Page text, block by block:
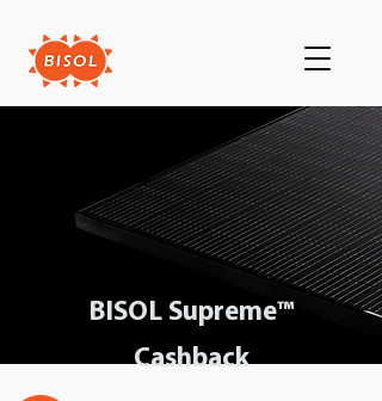
BISOL Supreme™
Cashback